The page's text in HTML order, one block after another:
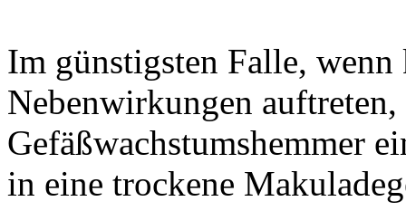
Im günstigsten Falle,
Nebenwirkungen
Gefäßwachstumshemmer
in eine trockene